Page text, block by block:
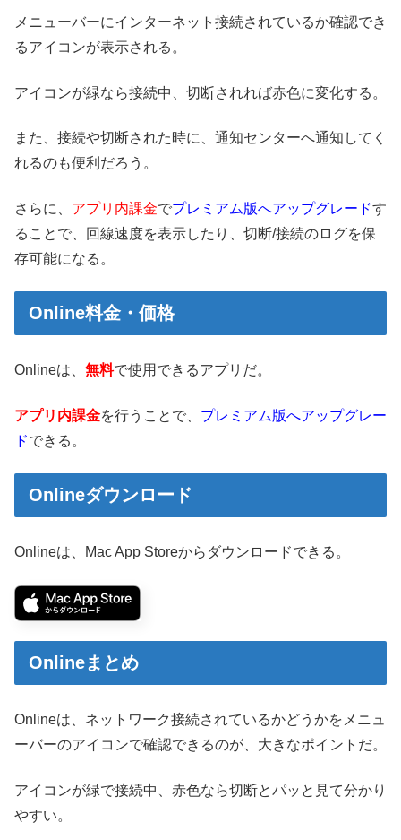
メニューバーにインターネット接続されているか確認でき
るアイコンが表示される。
アイコンが緑なら接続中、切断されれば赤色に変化する。
また、接続や切断された時に、通知センターへ通知してく
れるのも便利だろう。
さらに、 アプリ内課金でプレミアム版へアップグレードす
ることで、回線速度を表示したり、切断/接続のログを保
存可能になる。
Online料金・価格
Onlineは、 無料で使用できるアプリだ。
アプリ内課金を行うことで、 プレミアム版へアップグレー
ドできる。
Onlineダウンロード
Onlineは、Mac App Storeからダウンロードできる。
Onlineまとめ
Onlineは、ネットワーク接続されているかどうかをメニュ
ーバーのアイコンで確認できるのが、大きなポイントだ。
アイコンが緑で接続中、赤色なら切断とパッと見て分かり
やすい。